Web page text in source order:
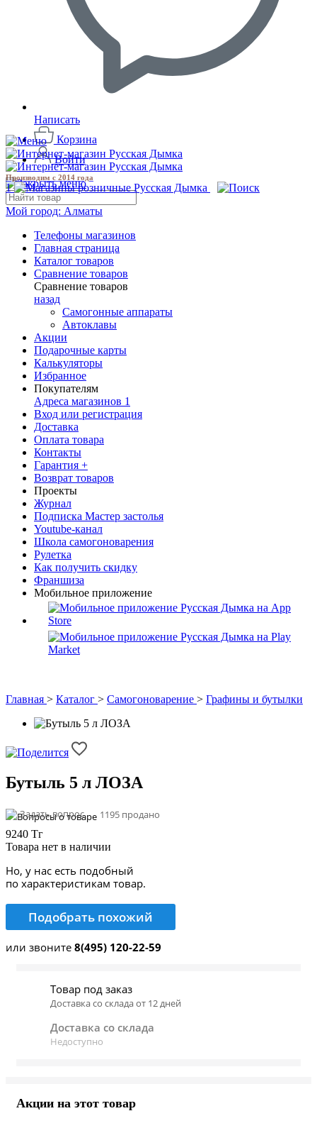
Написать
Корзина
Войти
Производим с 2014 года
1
Мой город: Алматы
Телефоны магазинов
Главная страница
Каталог товаров
Сравнение товаров
Сравнение товаров
назад
Самогонные аппараты
Автоклавы
Акции
Подарочные карты
Калькуляторы
Избранное
Покупателям
Адреса магазинов 1
Вход или регистрация
Доставка
Оплата товара
Контакты
Гарантия +
Возврат товаров
Проекты
Журнал
Подписка Мастер застолья
Youtube-канал
Школа самогоноварения
Рулетка
Как получить скидку
Франшиза
Мобильное приложение
Главная > Каталог > Самогоноварение > Графины и бутылки
Бутыль 5 л ЛОЗА
Задать вопрос 1195 продано
9240 Тг
Товара нет в наличии
Но, у нас есть подобный
по характеристикам товар.
Подобрать похожий
или звоните 8(495) 120-22-59
Товар под заказ
Доставка со склада от 12 дней
Доставка со склада
Недоступно
Акции на этот товар